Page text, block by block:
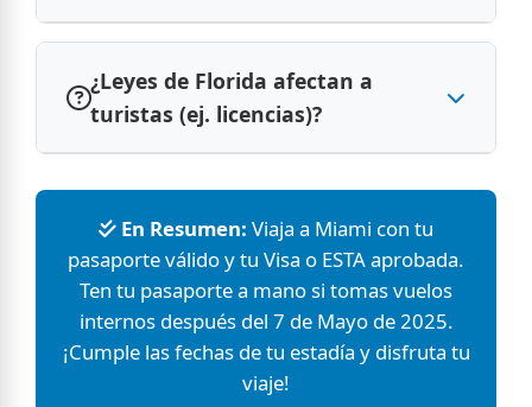
¿Leyes de Florida afectan a
turistas (ej. licencias)?
En Resumen: Viaja a Miami con tu
pasaporte válido y tu Visa o ESTA aprobada.
Ten tu pasaporte a mano si tomas vuelos
internos después del 7 de Mayo de 2025.
¡Cumple las fechas de tu estadía y disfruta tu
viaje!